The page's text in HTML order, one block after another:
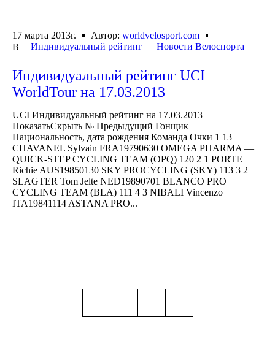
17 марта 2013г. Автор: worldvelosport.com
В
Индивидуальный рейтинг Новости Велоспорта
Индивидуальный рейтинг UCI
WorldTour на 17.03.2013
UCI Индивидуальный рейтинг на 17.03.2013
ПоказатьСкрыть № Предыдущий Гонщик
Национальность, дата рождения Команда Очки 1 13
CHAVANEL Sylvain FRA19790630 OMEGA PHARMA —
QUICK-STEP CYCLING TEAM (OPQ) 120 2 1 PORTE
Richie AUS19850130 SKY PROCYCLING (SKY) 113 3 2
SLAGTER Tom Jelte NED19890701 BLANCO PRO
CYCLING TEAM (BLA) 111 4 3 NIBALI Vincenzo
ITA19841114 ASTANA PRO...